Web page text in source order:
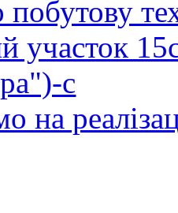
участок
с
на